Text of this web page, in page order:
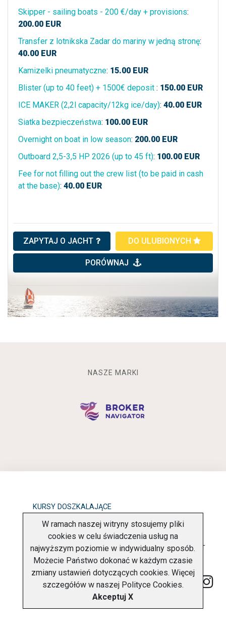
Skipper - sailing boats - 200 €/day + provisions:
200.00 EUR
Transfer z lotnikska Zadar do mariny w jedną stronę:
40.00 EUR
Kamizelki pneumatyczne: 15.00 EUR
Blister (up to 40 feet) + 1500€ deposit : 150.00 EUR
ICE MAKER (2,2l capacity/12kg ice/day): 40.00 EUR
Siatka bezpieczeństwa: 100.00 EUR
Overnight on boat in low season: 200.00 EUR
Outboard 2,5-3,5 HP 2026 (up to 45 ft): 100.00 EUR
Fee for not filling out the crew list (to be paid in cash
at the base): 40.00 EUR
ZAPYTAJ O JACHT DO ULUBIONYCH
PORÓWNAJ
NASZE MARKI
KURSY DOSZKALAJĄCE
OBOWIĄZEK INFORMACYJNY
POLITYKA PRYWATNOŚCI O FIRMIE KONTAKT
Copyright © 2026 Charter Navigator
W ramach naszej witryny stosujemy pliki
cookies w celu świadczenia usług na
najwyższym poziomie w indywidualny sposób.
Możecie Państwo dokonać w każdym czasie
zmiany ustawień dotyczących cookies. Więcej
szczegółów w naszej Polityce Cookies.
Akceptuj X